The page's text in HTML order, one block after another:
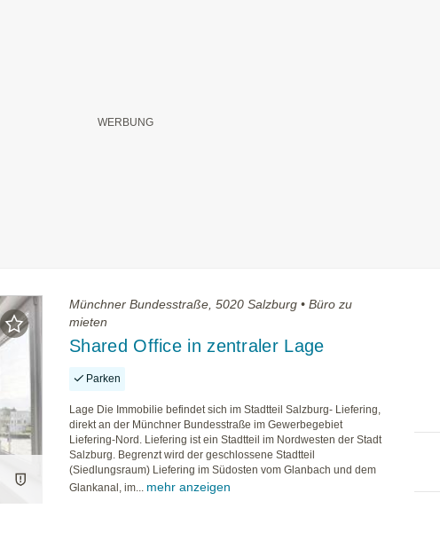
Münchner Bundesstraße, 5020 Salzburg • Büro zu
mieten
Shared Office in zentraler Lage
Parken
Lage Die Immobilie befindet sich im Stadtteil Salzburg- Liefering,
direkt an der Münchner Bundesstraße im Gewerbegebiet
Liefering-Nord. Liefering ist ein Stadtteil im Nordwesten der Stadt
Salzburg. Begrenzt wird der geschlossene Stadtteil
(Siedlungsraum) Liefering im Südosten vom Glanbach und dem
Glankanal, im... mehr anzeigen